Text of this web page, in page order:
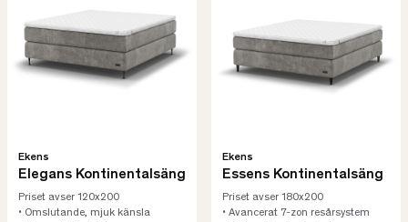
Ekens
Elegans Kontinentalsäng
Priset avser 120x200
• Omslutande, mjuk känsla
Ekens
Essens Kontinentalsäng
Priset avser 180x200
• Avancerat 7-zon resårsystem